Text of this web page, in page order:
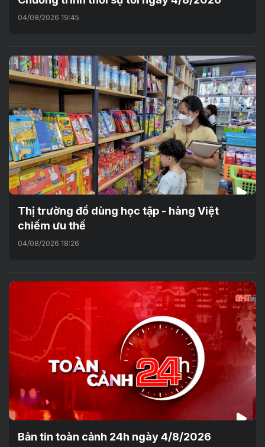
04/08/2026 19:45
Thị trường đồ dùng học tập - hàng Việt
chiếm ưu thế
04/08/2026 18:26
Bản tin toàn cảnh 24h ngày 4/8/2026